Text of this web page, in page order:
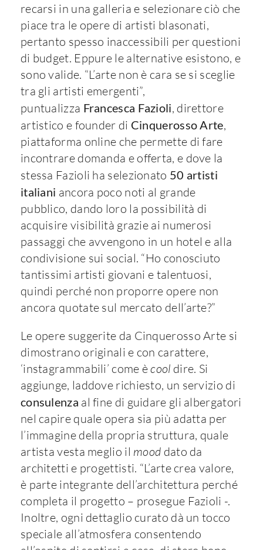
recarsi in una galleria e selezionare ciò che
piace tra le opere di artisti blasonati,
pertanto spesso inaccessibili per questioni
di budget. Eppure le alternative esistono, e
sono valide. “L’arte non è cara se si sceglie
tra gli artisti emergenti”,
puntualizza Francesca Fazioli, direttore
artistico e founder di Cinquerosso Arte,
piattaforma online che permette di fare
incontrare domanda e offerta, e dove la
stessa Fazioli ha selezionato 50 artisti
italiani ancora poco noti al grande
pubblico, dando loro la possibilità di
acquisire visibilità grazie ai numerosi
passaggi che avvengono in un hotel e alla
condivisione sui social. “Ho conosciuto
tantissimi artisti giovani e talentuosi,
quindi perché non proporre opere non
ancora quotate sul mercato dell’arte?”
Le opere suggerite da Cinquerosso Arte si
dimostrano originali e con carattere,
‘instagrammabili’ come ècool dire. Si
aggiunge, laddove richiesto, un servizio di
consulenza al fine di guidare gli albergatori
nel capire quale opera sia più adatta per
l’immagine della propria struttura, quale
artista vesta meglio il mood dato da
architetti e progettisti. “L’arte crea valore,
è parte integrante dell’architettura perché
completa il progetto – prosegue Fazioli -.
Inoltre, ogni dettaglio curato dà un tocco
speciale all’atmosfera consentendo